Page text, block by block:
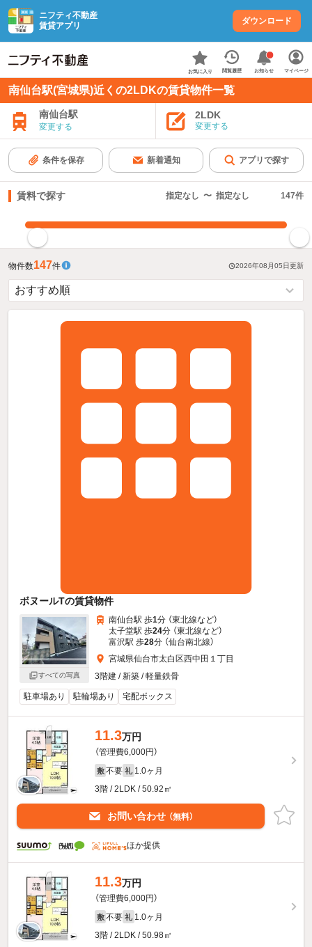
ニフティ不動産
賃貸アプリ
ダウンロード
お気に入り 閲覧履歴 お知らせ マイページ
南仙台駅(宮城県)近くの2LDKの賃貸物件一覧
南仙台駅
変更する
2LDK
変更する
条件を保存 新着通知 アプリで探す
賃料で探す 指定なし 〜 指定なし 147件
物件数147件 2026年08月05日更新
ボヌールTの賃貸物件
すべての写真
南仙台駅 歩1分 （東北線など）
太子堂駅 歩24分 （東北線など）
富沢駅 歩28分 （仙台南北線）
宮城県仙台市太白区西中田１丁目
3階建 / 新築 / 軽量鉄骨
駐車場あり 駐輪場あり 宅配ボックス
11.3万円
（管理費6,000円）
敷 不要 礼 1.0ヶ月
3階 / 2LDK / 50.92㎡
お問い合わせ （無料）
ほか提供
11.3万円
（管理費6,000円）
敷 不要 礼 1.0ヶ月
3階 / 2LDK / 50.98㎡